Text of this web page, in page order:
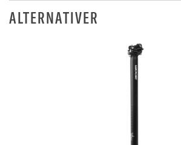
ALTERNATIVER